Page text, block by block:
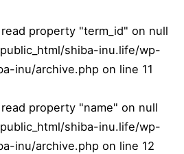
property "term_id" on null
shiba-inu.life/wp-
inu/archive.php on line 11
property "name" on null
shiba-inu.life/wp-
inu/archive.php on line 12